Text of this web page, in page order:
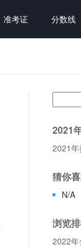
准考证 分数线
索：
2021
2021
猜你
N/A
浏览
2022